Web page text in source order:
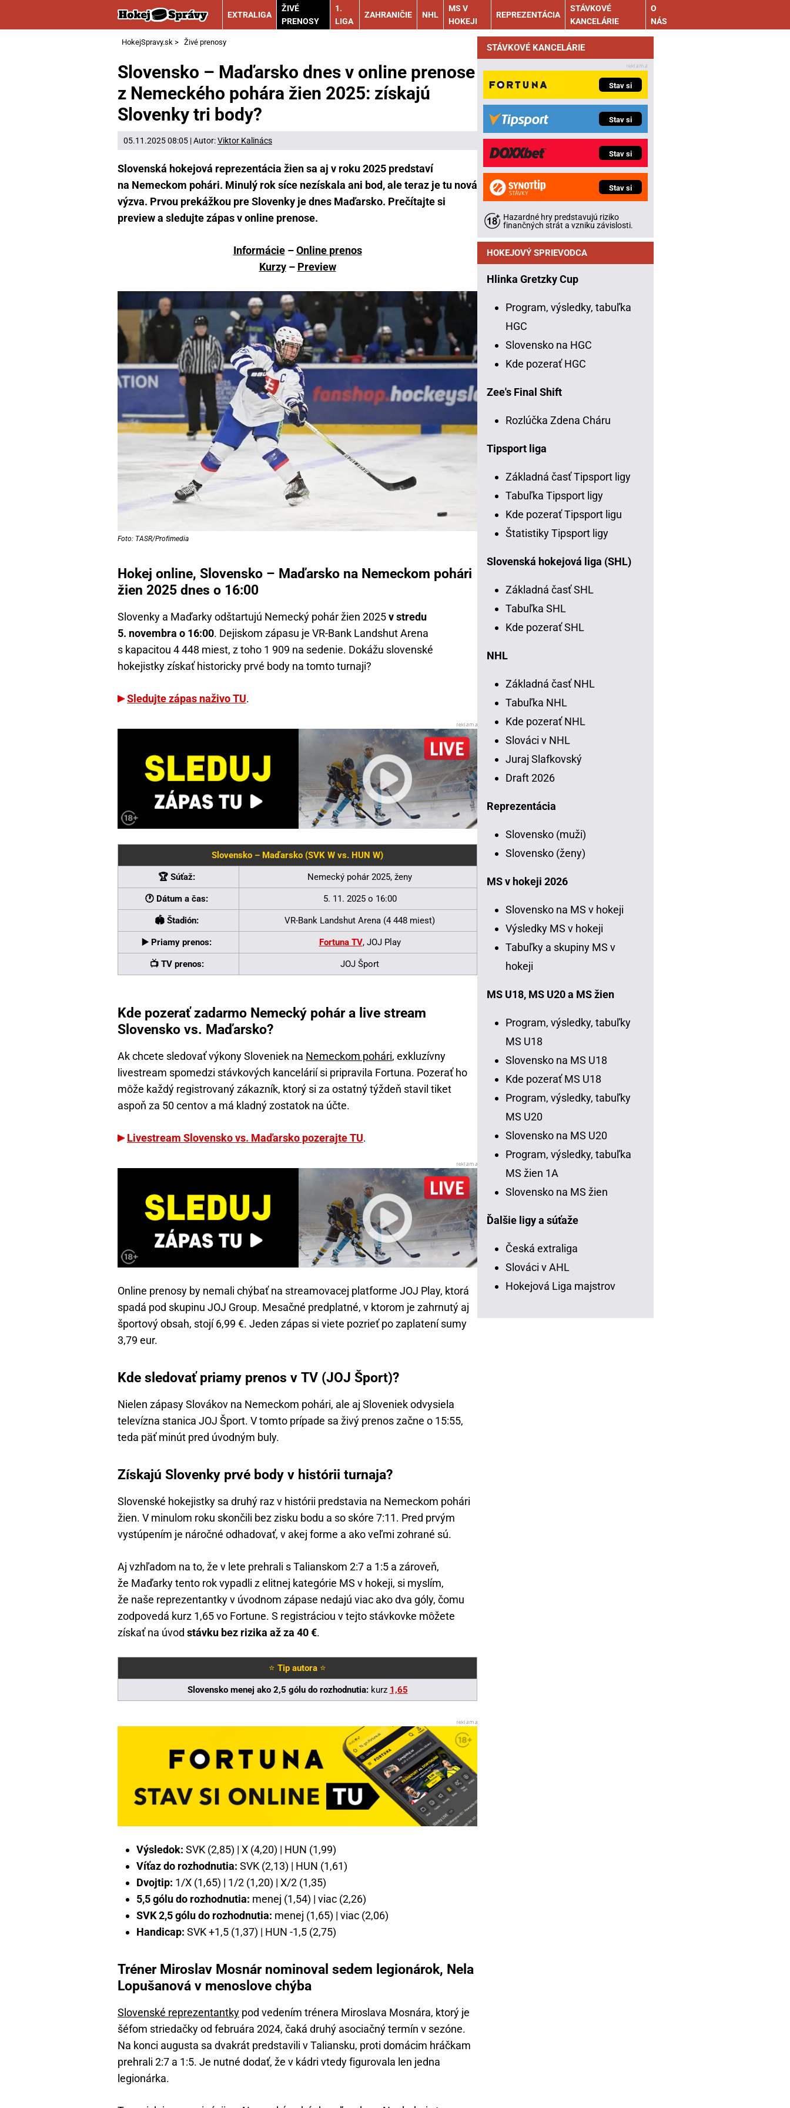
EXTRALIGA
ŽIVÉ
PRENOSY
1.
LIGA
ZAHRANIČIE NHL
MS V
HOKEJI
REPREZENTÁCIA
STÁVKOVÉ
KANCELÁRIE
O
NÁS
HokejSpravy.sk > Živé prenosy
Slovensko – Maďarsko dnes v online prenose
z Nemeckého pohára žien 2025: získajú
Slovenky tri body?
05.11.2025 08:05 | Autor:Viktor Kalinács
Slovenská hokejová reprezentácia žien sa aj v roku 2025 predstaví
na Nemeckom pohári. Minulý rok síce nezískala ani bod, ale teraz je tu nová
výzva. Prvou prekážkou pre Slovenky je dnes Maďarsko. Prečítajte si
preview a sledujte zápas v online prenose.
Informácie–Online prenos
Kurzy– Preview
Foto: TASR/Profimedia
Hokej online, Slovensko – Maďarsko na Nemeckom pohári
žien 2025 dnes o 16:00
Slovenky a Maďarky odštartujú Nemecký pohár žien 2025v stredu
5. novembra o 16:00. Dejiskom zápasu je VR-Bank Landshut Arena
s kapacitou 4 448 miest, z toho 1 909 na sedenie. Dokážu slovenské
hokejistky získať historicky prvé body na tomto turnaji?
Sledujte zápas naživo TU.
Slovensko – Maďarsko (SVK W vs. HUN W)
🏆 Súťaž: Nemecký pohár 2025, ženy
🕐 Dátum a čas: 5. 11. 2025 o 16:00
🏟 Štadión: VR-Bank Landshut Arena (4 448 miest)
▶️ Priamy prenos: Fortuna TV, JOJ Play
📺 TV prenos: JOJ Šport
Kde pozerať zadarmo Nemecký pohár a live stream
Slovensko vs. Maďarsko?
Ak chcete sledovať výkony Sloveniek na Nemeckom pohári, exkluzívny
livestream spomedzi stávkových kancelárií si pripravila Fortuna. Pozerať ho
môže každý registrovaný zákazník, ktorý si za ostatný týždeň stavil tiket
aspoň za 50 centov a má kladný zostatok na účte.
Livestream Slovensko vs. Maďarsko pozerajte TU.
Online prenosy by nemali chýbať na streamovacej platforme JOJ Play, ktorá
spadá pod skupinu JOJ Group. Mesačné predplatné, v ktorom je zahrnutý aj
športový obsah, stojí 6,99 €. Jeden zápas si viete pozrieť po zaplatení sumy
3,79 eur.
Kde sledovať priamy prenos v TV (JOJ Šport)?
Nielen zápasy Slovákov na Nemeckom pohári, ale aj Sloveniek odvysiela
televízna stanica JOJ Šport. V tomto prípade sa živý prenos začne o 15:55,
teda päť minút pred úvodným buly.
Získajú Slovenky prvé body v histórii turnaja?
Slovenské hokejistky sa druhý raz v histórii predstavia na Nemeckom pohári
žien. V minulom roku skončili bez zisku bodu a so skóre 7:11. Pred prvým
vystúpením je náročné odhadovať, v akej forme a ako veľmi zohrané sú.
Aj vzhľadom na to, že v lete prehrali s Talianskom 2:7 a 1:5 a zároveň,
že Maďarky tento rok vypadli z elitnej kategórie MS v hokeji, si myslím,
že naše reprezentantky v úvodnom zápase nedajú viac ako dva góly, čomu
zodpovedá kurz 1,65 vo Fortune. S registráciou v tejto stávkovke môžete
získať na úvod stávku bez rizika až za 40 €.
⭐ Tip autora ⭐
Slovensko menej ako 2,5 gólu do rozhodnutia: kurz 1,65
Výsledok: SVK (2,85) | X (4,20) | HUN (1,99)
Víťaz do rozhodnutia: SVK (2,13) | HUN (1,61)
Dvojtip: 1/X (1,65) | 1/2 (1,20) | X/2 (1,35)
5,5 gólu do rozhodnutia: menej (1,54) | viac (2,26)
SVK 2,5 gólu do rozhodnutia: menej (1,65) | viac (2,06)
Handicap: SVK +1,5 (1,37) | HUN -1,5 (2,75)
Tréner Miroslav Mosnár nominoval sedem legionárok, Nela
Lopušanová v menoslove chýba
Slovenské reprezentantky pod vedením trénera Miroslava Mosnára, ktorý je
šéfom striedačky od februára 2024, čaká druhý asociačný termín v sezóne.
Na konci augusta sa dvakrát predstavili v Taliansku, proti domácim hráčkam
prehrali 2:7 a 1:5. Je nutné dodať, že v kádri vtedy figurovala len jedna
legionárka.
STÁVKOVÉ KANCELÁRIE
Stav si
Stav si
Stav si
Stav si
Hazardné hry predstavujú riziko
finančných strát a vzniku závislosti.
HOKEJOVÝ SPRIEVODCA
Hlinka Gretzky Cup
Program, výsledky, tabuľka
HGC
Slovensko na HGC
Kde pozerať HGC
Zee's Final Shift
Rozlúčka Zdena Cháru
Tipsport liga
Základná časť Tipsport ligy
Tabuľka Tipsport ligy
Kde pozerať Tipsport ligu
Štatistiky Tipsport ligy
Slovenská hokejová liga (SHL)
Základná časť SHL
Tabuľka SHL
Kde pozerať SHL
NHL
Základná časť NHL
Tabuľka NHL
Kde pozerať NHL
Slováci v NHL
Juraj Slafkovský
Draft 2026
Reprezentácia
Slovensko (muži)
Slovensko (ženy)
MS v hokeji 2026
Slovensko na MS v hokeji
Výsledky MS v hokeji
Tabuľky a skupiny MS v
hokeji
MS U18, MS U20 a MS žien
Program, výsledky, tabuľky
MS U18
Slovensko na MS U18
Kde pozerať MS U18
Program, výsledky, tabuľky
MS U20
Slovensko na MS U20
Program, výsledky, tabuľka
MS žien 1A
Slovensko na MS žien
Ďalšie ligy a súťaže
Česká extraliga
Slováci v AHL
Hokejová Liga majstrov